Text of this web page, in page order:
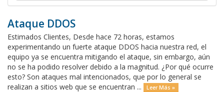
Ataque DDOS
Estimados Clientes, Desde hace 72 horas, estamos
experimentando un fuerte ataque DDOS hacia nuestra red, el
equipo ya se encuentra mitigando el ataque, sin embargo, aún
no se ha podido resolver debido a la magnitud. ¿Por qué ocurre
esto? Son ataques mal intencionados, que por lo general se
realizan a sitios web que se encuentran ...
Leer Más »